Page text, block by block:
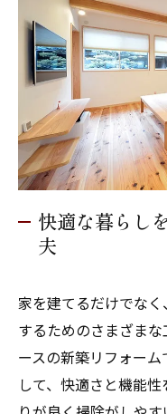
快適な暮らし
夫
家を建てるだけでな
するためのさまざま
ースの新築リフォー
して、快適さと機能